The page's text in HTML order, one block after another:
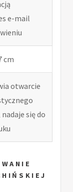
e-mail
cm
otwarcie
się do